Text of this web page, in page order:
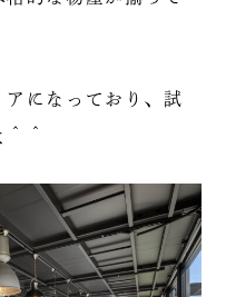
になっており、試
＾